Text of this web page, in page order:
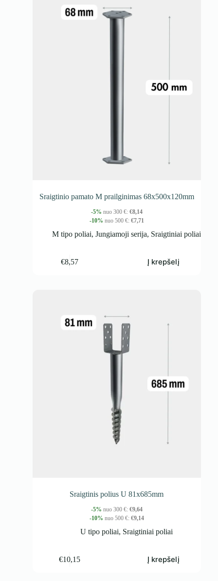
Sraigtinio pamato M prailginimas 68x500x120mm
-5% nuo 300 €: €8,14
-10% nuo 500 €: €7,71
M tipo poliai, Jungiamoji serija, Sraigtiniai poliai
€8,57 Į krepšelį
Sraigtinis polius U 81x685mm
-5% nuo 300 €: €9,64
-10% nuo 500 €: €9,14
U tipo poliai, Sraigtiniai poliai
€10,15 Į krepšelį